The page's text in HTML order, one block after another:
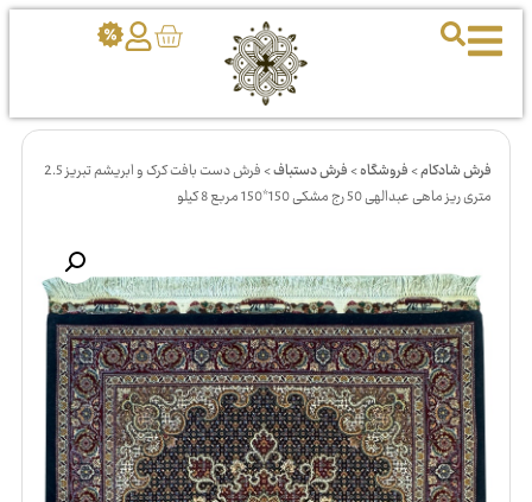
فرش شادکام>فروشگاه>فرش دستباف>
فرش دست بافت کرک و ابریشم تبریز 2.5
متری ریز ماهی عبدالهی 50 رج مشکی 150*150 مربع 8 کیلو